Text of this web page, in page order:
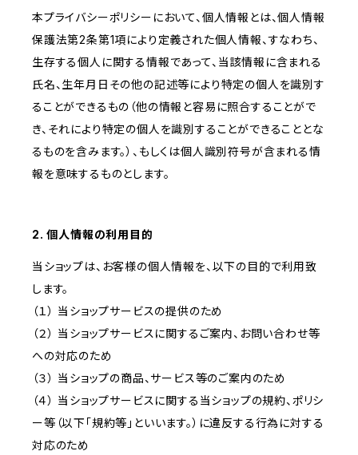
本プライバシーポリシーにおいて、個人情報とは、個人情報
保護法第2条第1項により定義された個人情報、すなわち、
生存する個人に関する情報であって、当該情報に含まれる
氏名、生年月日その他の記述等により特定の個人を識別す
ることができるもの（他の情報と容易に照合することがで
き、それにより特定の個人を識別することができることとな
るものを含みます。）、もしくは個人識別符号が含まれる情
報を意味するものとします。
2. 個人情報の利用目的
当ショップは、お客様の個人情報を、以下の目的で利用致
します。
（１） 当ショップサービスの提供のため
（２） 当ショップサービスに関するご案内、お問い合わせ等
への対応のため
（３） 当ショップの商品、サービス等のご案内のため
（４） 当ショップサービスに関する当ショップの規約、ポリシ
ー等（以下「規約等」といいます。）に違反する行為に対する
対応のため